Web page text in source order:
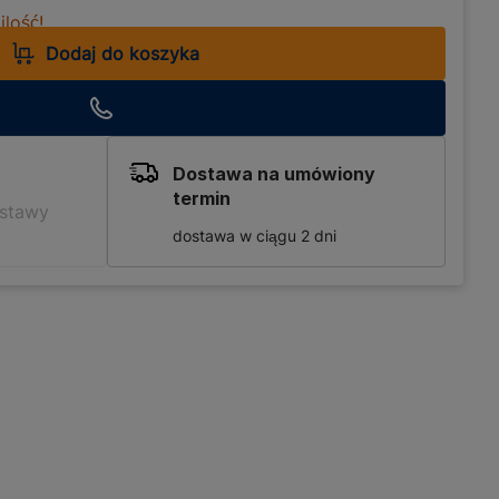
Dodaj do koszyka
Dostawa na umówiony
termin
dostawa w ciągu 2 dni
osób ceniących
się wysoką